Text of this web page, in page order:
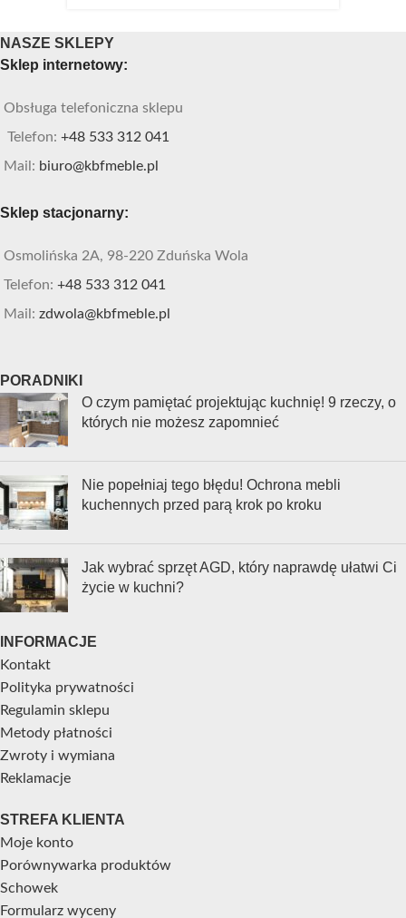
NASZE SKLEPY
Sklep internetowy:
Obsługa telefoniczna sklepu
Telefon: +48 533 312 041
Mail: biuro@kbfmeble.pl
Sklep stacjonarny:
Osmolińska 2A, 98-220 Zduńska Wola
Telefon: +48 533 312 041
Mail: zdwola@kbfmeble.pl
PORADNIKI
O czym pamiętać projektując kuchnię! 9 rzeczy, o
których nie możesz zapomnieć
Nie popełniaj tego błędu! Ochrona mebli
kuchennych przed parą krok po kroku
Jak wybrać sprzęt AGD, który naprawdę ułatwi Ci
życie w kuchni?
INFORMACJE
Kontakt
Polityka prywatności
Regulamin sklepu
Metody płatności
Zwroty i wymiana
Reklamacje
STREFA KLIENTA
Moje konto
Porównywarka produktów
Schowek
Formularz wyceny